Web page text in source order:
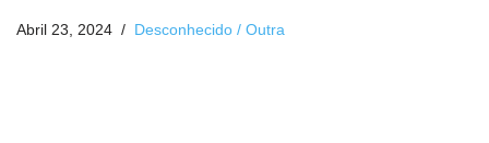
Abril 23, 2024 Desconhecido / Outra